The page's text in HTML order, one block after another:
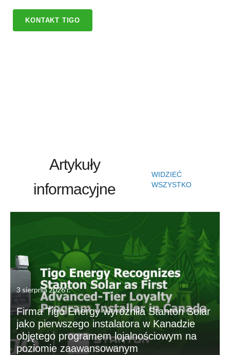
KONTAKT TIGO
Artykuły
informacyjne
WIDZIEĆ
WSZYSTKO
3 sierpnia 2026 r.
Firma Tigo Energy wyróżniła Stanton Solar
jako pierwszego instalatora w Kanadzie
objętego programem lojalnościowym na
poziomie zaawansowanym